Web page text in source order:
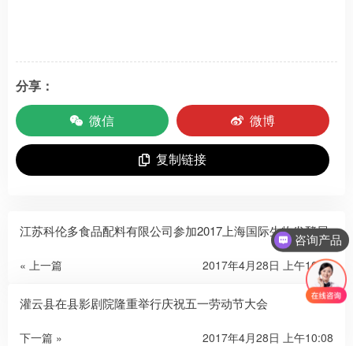
分享：
微信
微博
复制链接
江苏科伦多食品配料有限公司参加2017上海国际生物发酵展
« 上一篇 2017年4月28日 上午10:08
灌云县在县影剧院隆重举行庆祝五一劳动节大会
下一篇 » 2017年4月28日 上午10:08
咨询产品